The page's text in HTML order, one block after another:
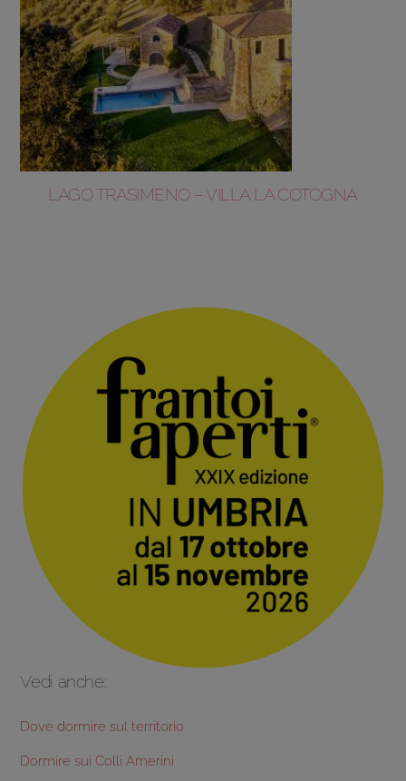
LAGO TRASIMENO – VILLA LA COTOGNA
Vedi anche:
Dove dormire sul territorio
Dormire sui Colli Amerini